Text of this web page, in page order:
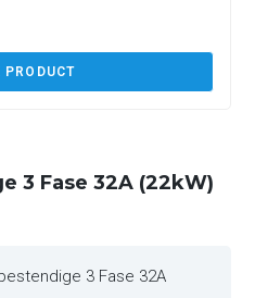
PRODUCT
3 Fase 32A (22kW)
3 Fase 32A